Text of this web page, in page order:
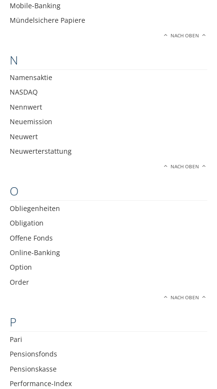
Mobile-Banking
Mündelsichere Papiere
NACH OBEN
N
Namensaktie
NASDAQ
Nennwert
Neuemission
Neuwert
Neuwerterstattung
NACH OBEN
O
Obliegenheiten
Obligation
Offene Fonds
Online-Banking
Option
Order
NACH OBEN
P
Pari
Pensionsfonds
Pensionskasse
Performance-Index